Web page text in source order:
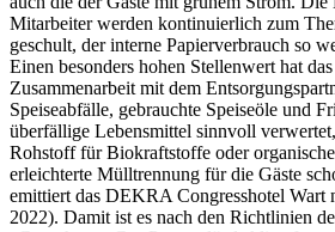
Mitarbeiter werden kontinuierlich zum
geschult, der interne Papierverbrauch so
Einen besonders hohen Stellenwert hat
Zusammenarbeit mit dem
Speiseabfälle, gebrauchte Speiseöle und
überfällige Lebensmittel sinnvoll
Rohstoff für Biokraftstoffe oder
erleichterte Mülltrennung für die Gäste
emittiert das DEKRA Congresshotel Wart
2022). Damit ist es nach den Richtlinien